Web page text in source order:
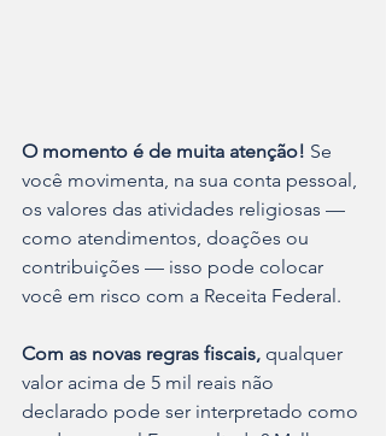
O momento é de muita atenção! Se
você movimenta, na sua conta pessoal,
os valores das atividades religiosas —
como atendimentos, doações ou
contribuições — isso pode colocar
você em risco com a Receita Federal.
Com as novas regras fiscais, qualquer
valor acima de 5 mil reais não
declarado pode ser interpretado como